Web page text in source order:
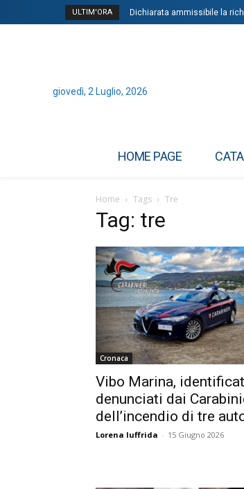
ULTIM'ORA Dichiarata ammissibile la
giovedì, 2 Luglio, 2026
HOME PAGE
Home Tags Tre
Tag: tre
Cronaca
Vibo Marina,
denunciati dai
dell’incendio di tre
Lorena Iuffrida - 15 Giugno 2026